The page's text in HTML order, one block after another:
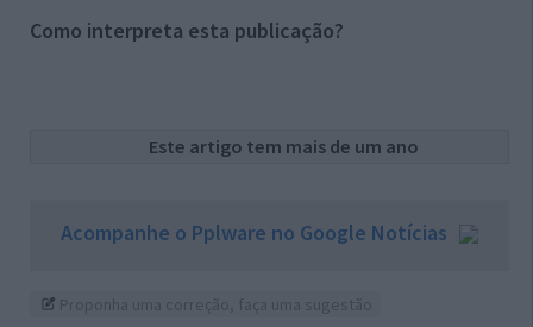
Como interpreta esta publicação?
Este artigo tem mais de um ano
Acompanhe o Pplware no Google Notícias